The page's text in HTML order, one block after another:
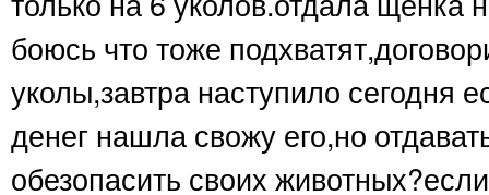
боюсь что тоже
уколы,завтра наступило сегодня
денег нашла свожу его,но
обезопасить своих